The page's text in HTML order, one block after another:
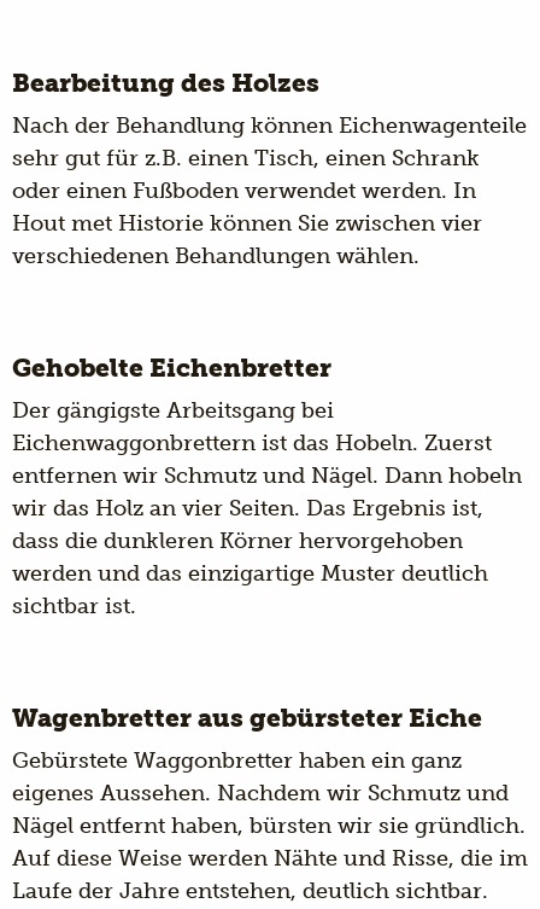
Bearbeitung des Holzes
Nach der Behandlung können Eichenwagenteile
sehr gut für z.B. einen Tisch, einen Schrank
oder einen Fußboden verwendet werden. In
Hout met Historie können Sie zwischen vier
verschiedenen Behandlungen wählen.
Gehobelte Eichenbretter
Der gängigste Arbeitsgang bei
Eichenwaggonbrettern ist das Hobeln. Zuerst
entfernen wir Schmutz und Nägel. Dann hobeln
wir das Holz an vier Seiten. Das Ergebnis ist,
dass die dunkleren Körner hervorgehoben
werden und das einzigartige Muster deutlich
sichtbar ist.
Wagenbretter aus gebürsteter Eiche
Gebürstete Waggonbretter haben ein ganz
eigenes Aussehen. Nachdem wir Schmutz und
Nägel entfernt haben, bürsten wir sie gründlich.
Auf diese Weise werden Nähte und Risse, die im
Laufe der Jahre entstehen, deutlich sichtbar.